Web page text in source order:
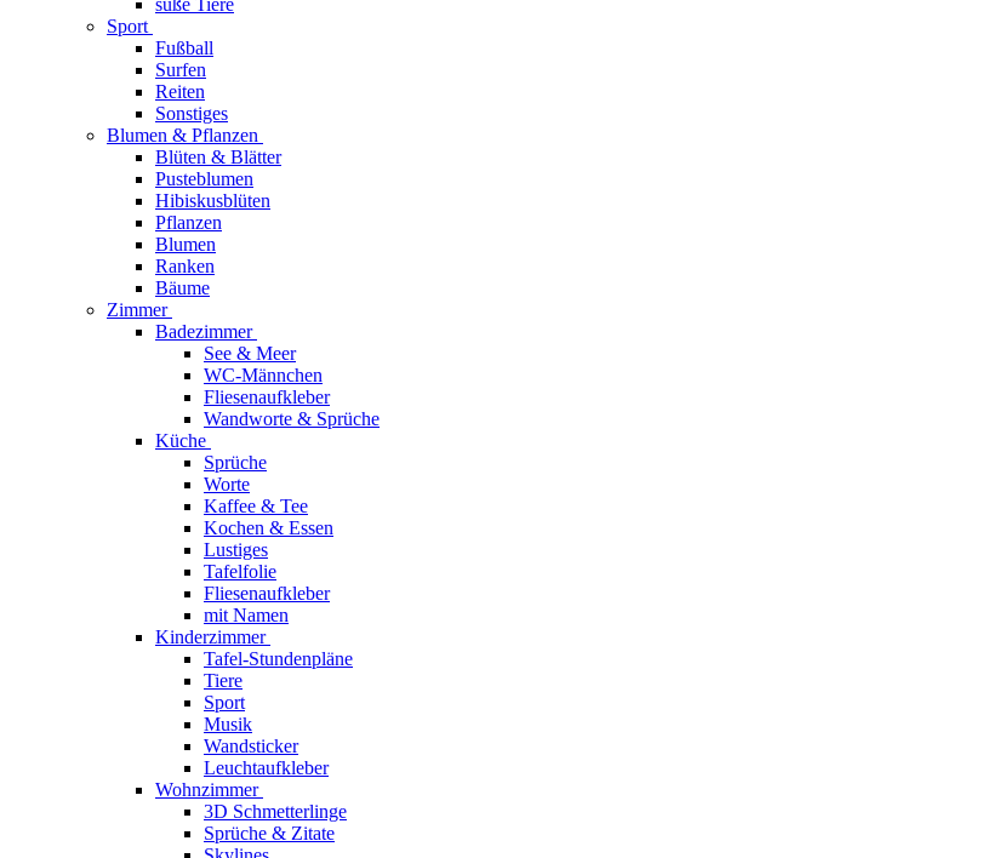
süße Tiere
Sport
Fußball
Surfen
Reiten
Sonstiges
Blumen & Pflanzen
Blüten & Blätter
Pusteblumen
Hibiskusblüten
Pflanzen
Blumen
Ranken
Bäume
Zimmer
Badezimmer
See & Meer
WC-Männchen
Fliesenaufkleber
Wandworte & Sprüche
Küche
Sprüche
Worte
Kaffee & Tee
Kochen & Essen
Lustiges
Tafelfolie
Fliesenaufkleber
mit Namen
Kinderzimmer
Tafel-Stundenpläne
Tiere
Sport
Musik
Wandsticker
Leuchtaufkleber
Wohnzimmer
3D Schmetterlinge
Sprüche & Zitate